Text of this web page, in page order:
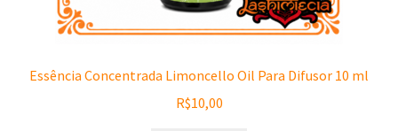
Essência Concentrada Limoncello Oil Para Difusor 10 ml
R$10,00